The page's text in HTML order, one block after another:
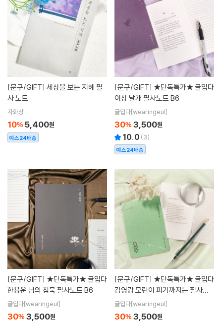
[문구/GIFT]
사 노트
자화상
10% 5,400원
예스24배송
[문구/GIFT]
이상 날개 필사노트 B6
글입다[wearingeul]
30% 3,500원
10.0 (3)
예스24배송
[문구/GIFT]
한용운 님의 침묵 필사노트 B6
글입다[wearingeul]
30% 3,500원
[문구/GIFT]
김영랑 모란이 피기까지는 필사노
트 B6
글입다[wearingeul]
30% 3,500원